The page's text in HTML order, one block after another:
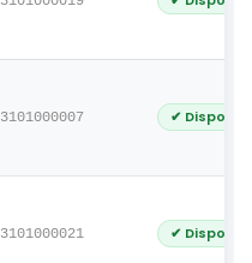
3101000007 ✔
3101000021 ✔